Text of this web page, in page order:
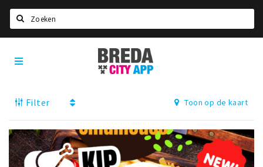
Home
Deals
Nieuws, interviews & blogs
Breda
City
App
Filter Toon op de kaart